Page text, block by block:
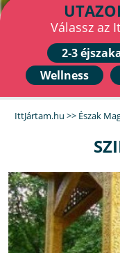
Válassz az
2-3
Wellness
IttJártam.hu >> Észak